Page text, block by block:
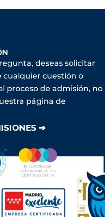
deseas solicitar
cualquier cuestión o
proceso de admisión, no
página de
➔